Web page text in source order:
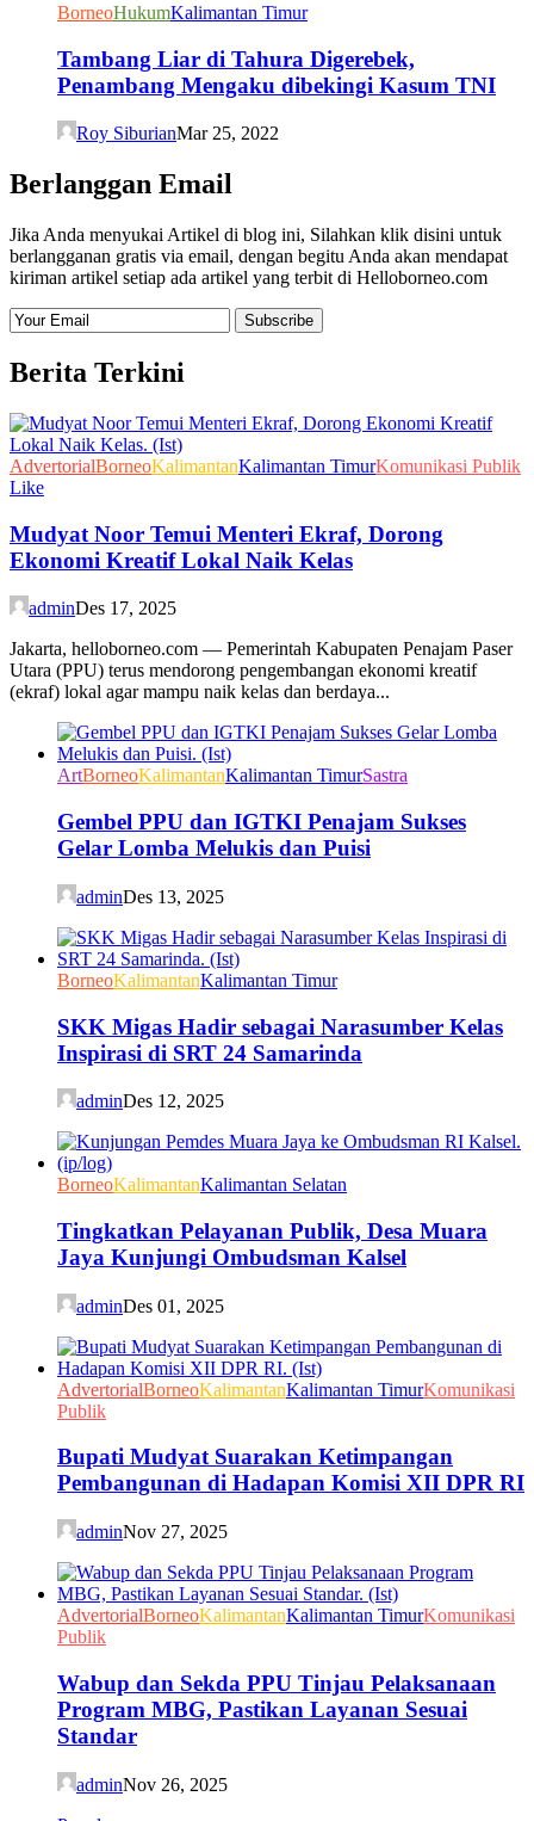
BorneoHukumKalimantan Timur
Tambang Liar di Tahura Digerebek,
Penambang Mengaku dibekingi Kasum TNI
Roy SiburianMar 25, 2022
Berlanggan Email
Jika Anda menyukai Artikel di blog ini, Silahkan klik disini untuk
berlangganan gratis via email, dengan begitu Anda akan mendapat
kiriman artikel setiap ada artikel yang terbit di Helloborneo.com
Berita Terkini
AdvertorialBorneoKalimantanKalimantan TimurKomunikasi Publik
Like
Mudyat Noor Temui Menteri Ekraf, Dorong
Ekonomi Kreatif Lokal Naik Kelas
adminDes 17, 2025
Jakarta, helloborneo.com — Pemerintah Kabupaten Penajam Paser
Utara (PPU) terus mendorong pengembangan ekonomi kreatif
(ekraf) lokal agar mampu naik kelas dan berdaya...
ArtBorneoKalimantanKalimantan TimurSastra
Gembel PPU dan IGTKI Penajam Sukses
Gelar Lomba Melukis dan Puisi
adminDes 13, 2025
BorneoKalimantanKalimantan Timur
SKK Migas Hadir sebagai Narasumber Kelas
Inspirasi di SRT 24 Samarinda
adminDes 12, 2025
BorneoKalimantanKalimantan Selatan
Tingkatkan Pelayanan Publik, Desa Muara
Jaya Kunjungi Ombudsman Kalsel
adminDes 01, 2025
AdvertorialBorneoKalimantanKalimantan TimurKomunikasi
Publik
Bupati Mudyat Suarakan Ketimpangan
Pembangunan di Hadapan Komisi XII DPR RI
adminNov 27, 2025
AdvertorialBorneoKalimantanKalimantan TimurKomunikasi
Publik
Wabup dan Sekda PPU Tinjau Pelaksanaan
Program MBG, Pastikan Layanan Sesuai
Standar
adminNov 26, 2025